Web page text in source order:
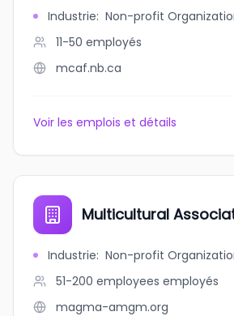
Industrie: Non-profit
11-50 employés
mcaf.nb.ca
Voir les emplois et détails
Multicultural
Industrie: Non-profit
51-200 employees employés
magma-amgm.org